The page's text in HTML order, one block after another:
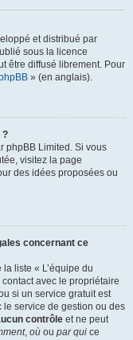
et distribué par
sous la licence
être diffusé librement. Pour
» (en anglais).
?
phpBB Limited. Si vous
visitez la page
des idées proposées ou
concernant ce
liste « L’équipe du
avec le propriétaire
si un service gratuit est
le service de gestion ou des
contrôle et ne peut
, où ou par qui ce